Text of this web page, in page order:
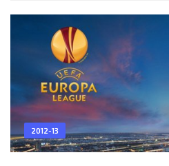
(Пантелис Капетанос, 36),
Хора, 9), Николя Годемеш, Руй
2012-13